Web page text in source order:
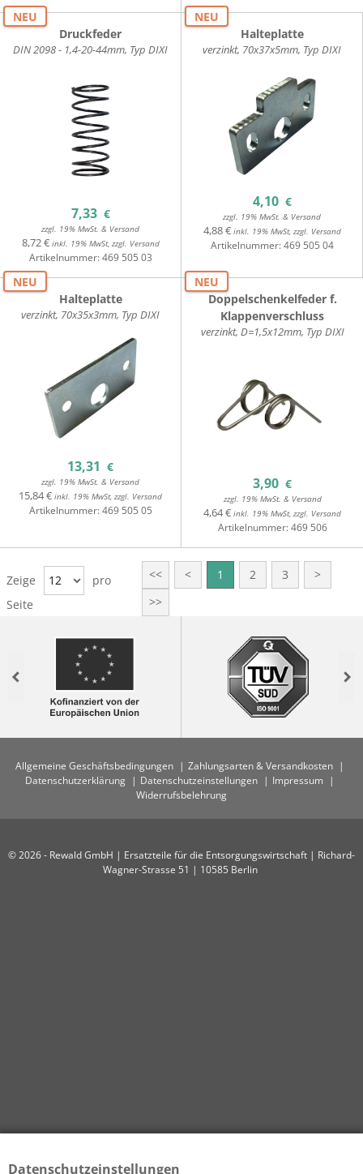
Druckfeder
DIN 2098 - 1,4-20-44mm, Typ DIXI
7,33 €
zzgl. 19% MwSt. & Versand
8,72 €inkl. 19% MwSt, zzgl. Versand
Artikelnummer:469 505 03
NEU
Halteplatte
verzinkt, 70x37x5mm, Typ DIXI
4,10 €
zzgl. 19% MwSt. & Versand
4,88 €inkl. 19% MwSt, zzgl. Versand
Artikelnummer:469 505 04
NEU
Halteplatte
verzinkt, 70x35x3mm, Typ DIXI
13,31 €
zzgl. 19% MwSt. & Versand
15,84 € inkl. 19% MwSt, zzgl. Versand
Artikelnummer:469 505 05
NEU
Doppelschenkelfeder f.
Klappenverschluss
verzinkt, D=1,5x12mm, Typ DIXI
3,90 €
zzgl. 19% MwSt. & Versand
4,64 € inkl. 19% MwSt, zzgl. Versand
Artikelnummer:469 506
NEU
Zeige 12
pro
Seite
<< < 1 2 3
>
>>
Previous Next
Allgemeine Geschäftsbedingungen
Zahlungsarten & Versandkosten
Datenschutzerklärung
Datenschutzeinstellungen
Impressum
Widerrufsbelehrung
© 2026 - Rewald GmbH | Ersatzteile für die Entsorgungswirtschaft | Richard-
Wagner-Strasse 51 | 10585 Berlin
Datenschutzeinstellungen